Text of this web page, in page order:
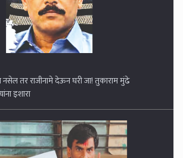
हल्लाबोल !! कुणबी प्रमाणपत्र रद्द झाल्याने मनोज जरांगे
टेस्टची मागणी...